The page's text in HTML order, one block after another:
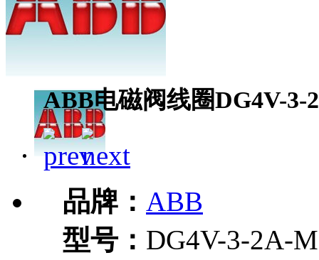
ABB电磁阀线圈DG4V-3-
品牌： ABB
型号： DG4V-3-2A-